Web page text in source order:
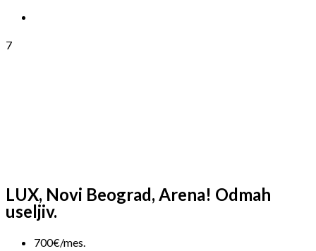
7
LUX, Novi Beograd, Arena! Odmah
useljiv.
700€/mes.